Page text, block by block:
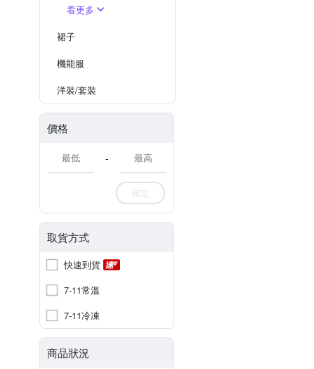
看更多
裙子
機能服
洋裝/套裝
價格
-
確定
取貨方式
快速到貨
7-11常溫
7-11冷凍
商品狀況